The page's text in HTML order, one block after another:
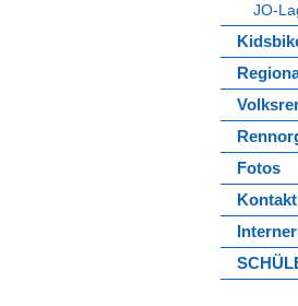
JO-
Fotos
Kontakt